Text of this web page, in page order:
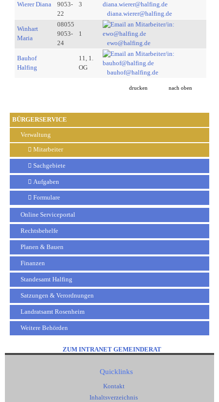
BÜRGERSERVICE
Verwaltung
Mitarbeiter
Sachgebiete
Aufgaben
Formulare
Online Serviceportal
Rechtsbehelfe
Planen & Bauen
Finanzen
Standesamt Halfing
Satzungen & Verordnungen
Landratsamt Rosenheim
Weitere Behörden
Wierer Diana
9053-
22
3
diana.wierer@halfing.de
Winhart
Maria
08055
9053-
24
1
ewo@halfing.de
Bauhof
Halfing
11, 1.
OG
bauhof@halfing.de
drucken nach oben
ZUM INTRANET GEMEINDERAT
Quicklinks
Kontakt
Inhaltsverzeichnis